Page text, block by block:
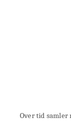
Over tid samler